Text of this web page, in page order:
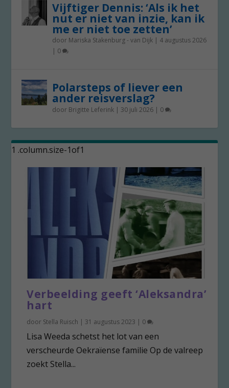
Vijftiger Dennis: ‘Als ik het
nut er niet van inzie, kan ik
me er niet toe zetten’
door Mariska Stakenburg - van Dijk | 4 augustus 2026
| 0
Polarsteps of liever een
ander reisverslag?
door Brigitte Leferink | 30 juli 2026 | 0
Verbeelding geeft ‘Aleksandra’
hart
door Stella Ruisch | 31 augustus 2023 | 0
Lisa Weeda schetst het lot van een
verscheurde Oekraïense familie Op de valreep
zoekt Stella...